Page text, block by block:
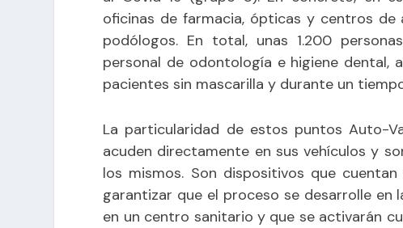
oficinas de farmacia, ópticas y centros
podólogos. En total, unas 1.200
personal de odontología e higiene dental,
pacientes sin mascarilla y durante un
La particularidad de estos puntos Auto-
acuden directamente en sus vehículos y
los mismos. Son dispositivos que
garantizar que el proceso se desarrolle en
en un centro sanitario y que se activarán